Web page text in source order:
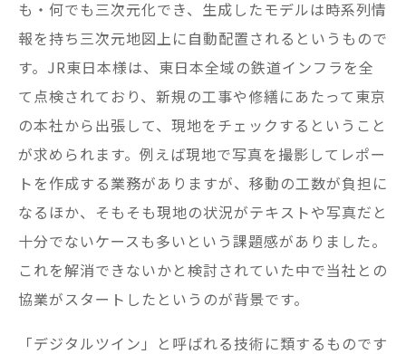
も・何でも三次元化でき、生成したモデルは時系列情
報を持ち三次元地図上に自動配置されるというもので
す。JR東日本様は、東日本全域の鉄道インフラを全
て点検されており、新規の工事や修繕にあたって東京
の本社から出張して、現地をチェックするということ
が求められます。例えば現地で写真を撮影してレポー
トを作成する業務がありますが、移動の工数が負担に
なるほか、そもそも現地の状況がテキストや写真だと
十分でないケースも多いという課題感がありました。
これを解消できないかと検討されていた中で当社との
協業がスタートしたというのが背景です。
「デジタルツイン」と呼ばれる技術に類するものです